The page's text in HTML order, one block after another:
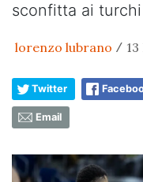
sconfitta ai turchi
lorenzo lubrano /
Twitter
Email